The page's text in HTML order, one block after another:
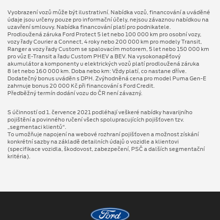
Vyobrazení vozů může být ilustrativní. Nabídka vozů, financování a uváděné
údaje jsou určeny pouze pro informační účely, nejsou závaznou nabídkou na
uzavření smlouvy. Nabídka financování platí pro podnikatele.
Prodloužená záruka Ford Protect 5 let nebo 100 000 km pro osobní vozy,
vozy řady Courier a Connect, 4 roky nebo 200 000 km pro modely Transit,
Ranger a vozy řady Custom se spalovacím motorem, 5 let nebo 150 000 km
pro vůz E-Transit a řadu Custom PHEV a BEV. Na vysokonapěťový
akumulátor a komponenty u elektrických vozů platí prodloužená záruka
8 let nebo 160 000 km. Doba nebo km: Vždy platí, co nastane dříve.
Dodatečný bonus uváděn s DPH. Zvýhodněná cena pro model Puma Gen⁠-⁠E
zahrnuje bonus 20 000 Kč při financování s Ford Credit.
Předběžný termín dodání vozu do ČR není závazný.
S účinností od 1. července 2021 podléhají veškeré nabídky havarijního
pojištění a povinného ručení všech spolupracujících pojišťoven tzv.
„segmentaci klientů“.
To umožňuje napojení na webové rozhraní pojišťoven a možnost získání
konkrétní sazby na základě detailních údajů o vozidle a klientovi
(specifikace vozidla, škodovost, zabezpečení, PSČ a dalších segmentační
kritéria).